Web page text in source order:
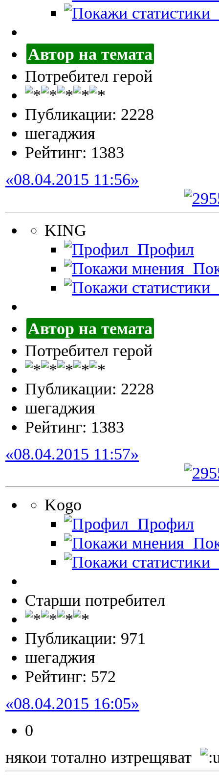
Автор на темата
Потребител герой
Публикации: 2228
шегаджия
Рейтинг: 1383
«08.04.2015 11:56»
KING
Профил
Автор на темата
Потребител герой
Публикации: 2228
шегаджия
Рейтинг: 1383
«08.04.2015 11:57»
Kogo
Профил
Старши потребител
Публикации: 971
шегаджия
Рейтинг: 572
«08.04.2015 16:05»
0
някои тотално изтрещяват